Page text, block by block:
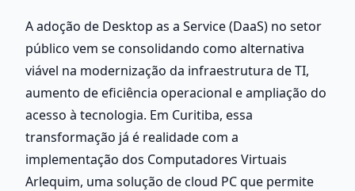
A adoção de Desktop as a Service (DaaS) no setor
público vem se consolidando como alternativa
viável na modernização da infraestrutura de TI,
aumento de eficiência operacional e ampliação do
acesso à tecnologia. Em Curitiba, essa
transformação já é realidade com a
implementação dos Computadores Virtuais
Arlequim, uma solução de cloud PC que permite